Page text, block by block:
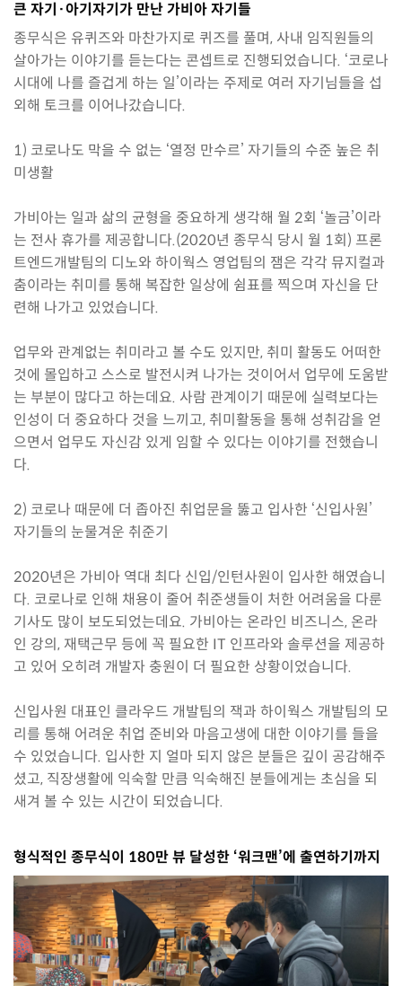
큰 자기·아기자기가 만난 가비아 자기들
종무식은 유퀴즈와 마찬가지로 퀴즈를 풀며, 사내 임직원들의
살아가는 이야기를 듣는다는 콘셉트로 진행되었습니다. ‘코로나
시대에 나를 즐겁게 하는 일’이라는 주제로 여러 자기님들을 섭
외해 토크를 이어나갔습니다.
1) 코로나도 막을 수 없는 ‘열정 만수르’ 자기들의 수준 높은 취
미생활
가비아는 일과 삶의 균형을 중요하게 생각해 월 2회 ‘놀금’이라
는 전사 휴가를 제공합니다.(2020년 종무식 당시 월 1회) 프론
트엔드개발팀의 디노와 하이웍스 영업팀의 잼은 각각 뮤지컬과
춤이라는 취미를 통해 복잡한 일상에 쉼표를 찍으며 자신을 단
련해 나가고 있었습니다.
업무와 관계없는 취미라고 볼 수도 있지만, 취미 활동도 어떠한
것에 몰입하고 스스로 발전시켜 나가는 것이어서 업무에 도움받
는 부분이 많다고 하는데요. 사람 관계이기 때문에 실력보다는
인성이 더 중요하다 것을 느끼고, 취미활동을 통해 성취감을 얻
으면서 업무도 자신감 있게 임할 수 있다는 이야기를 전했습니
다.
2) 코로나 때문에 더 좁아진 취업문을 뚫고 입사한 ‘신입사원’
자기들의 눈물겨운 취준기
2020년은 가비아 역대 최다 신입/인턴사원이 입사한 해였습니
다. 코로나로 인해 채용이 줄어 취준생들이 처한 어려움을 다룬
기사도 많이 보도되었는데요. 가비아는 온라인 비즈니스, 온라
인 강의, 재택근무 등에 꼭 필요한 IT 인프라와 솔루션을 제공하
고 있어 오히려 개발자 충원이 더 필요한 상황이었습니다.
신입사원 대표인 클라우드 개발팀의 잭과 하이웍스 개발팀의 모
리를 통해 어려운 취업 준비와 마음고생에 대한 이야기를 들을
수 있었습니다. 입사한 지 얼마 되지 않은 분들은 깊이 공감해주
셨고, 직장생활에 익숙할 만큼 익숙해진 분들에게는 초심을 되
새겨 볼 수 있는 시간이 되었습니다.
형식적인 종무식이 180만 뷰 달성한 ‘워크맨’에 출연하기까지